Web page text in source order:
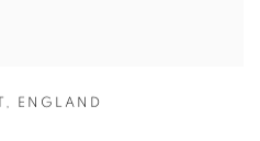
, ENGLAND